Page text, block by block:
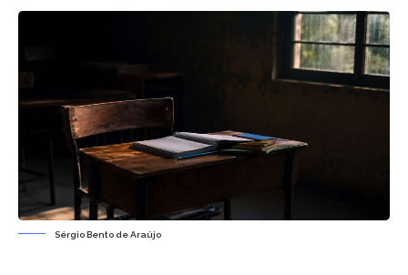
Sérgio Bento de Araújo